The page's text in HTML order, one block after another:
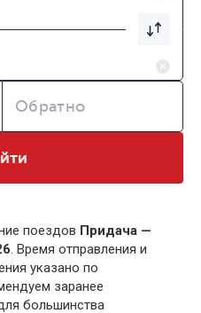
Обратно
поездов Придача —
. Время отправления и
указано по
заранее
большинства